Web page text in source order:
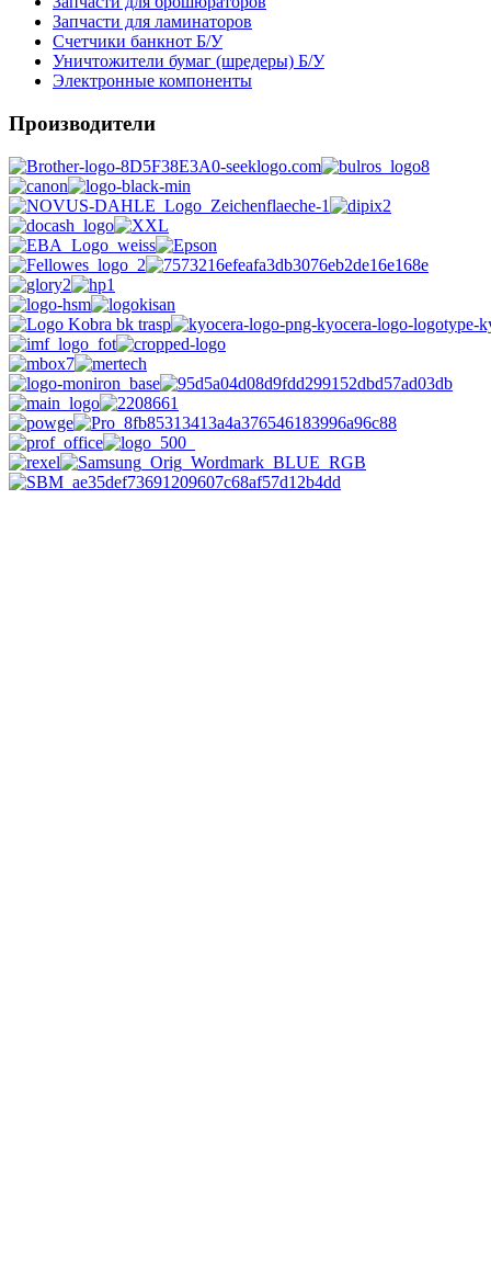
Запчасти для ламинаторов
Счетчики банкнот Б/У
Уничтожители бумаг (шредеры) Б/У
Электронные компоненты
Производители